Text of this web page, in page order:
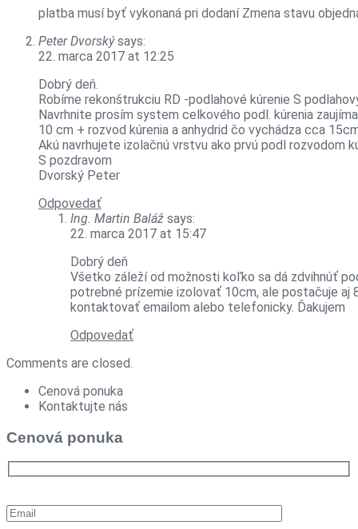
platba musí byť vykonaná pri dodaní Zmena stavu
Peter Dvorskýsays:
22. marca 2017 at 12:25
Dobrý deň.
Robíme rekonštrukciu RD -podlahové kúrenie S
Navrhnite prosím system celkového podl. kúrenia
10 cm + rozvod kúrenia a anhydrid čo vychádza cca
Akú navrhujete izolačnú vrstvu ako prvú podl rozvodom
S pozdravom
Dvorský Peter
Odpovedať
Ing. Martin Baláž says:
22. marca 2017 at 15:47
Dobrý deň
Všetko záleží od možnosti koľko sa dá zdvihnúť
potrebné prízemie izolovať 10cm, ale postačuje
kontaktovať emailom alebo telefonicky. Ďakujem
Odpovedať
Comments are closed.
Cenová ponuka
Kontaktujte nás
Cenová ponuka